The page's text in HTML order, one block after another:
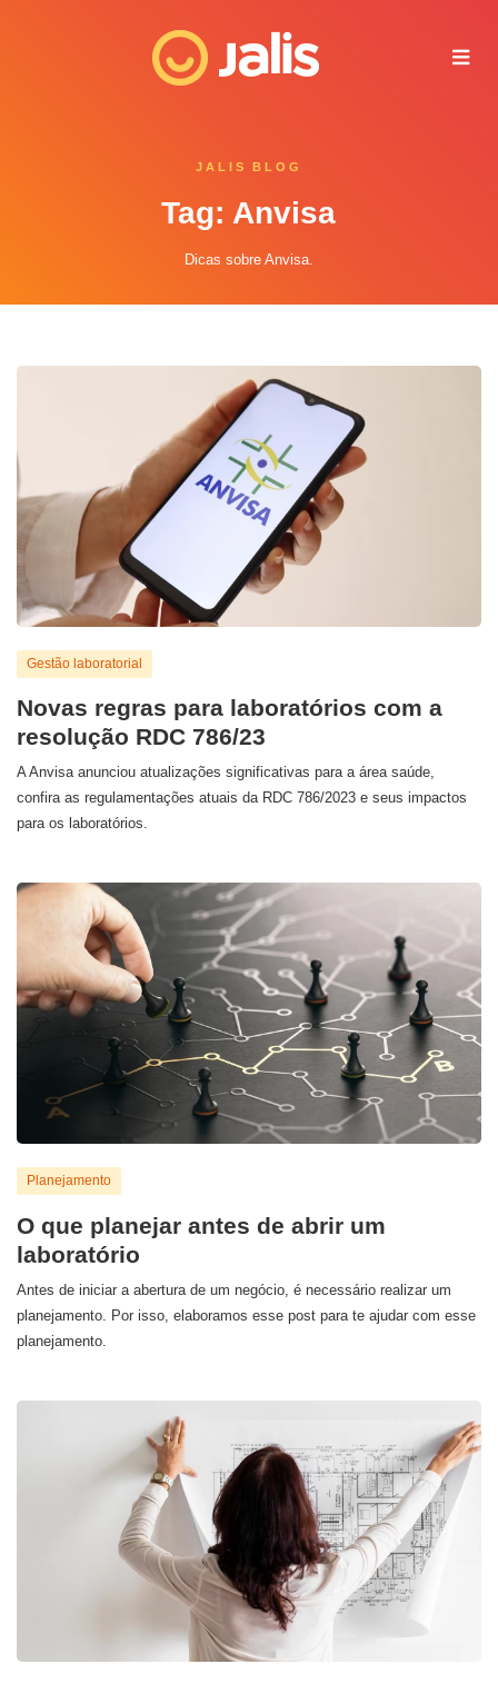
JALIS BLOG
Tag: Anvisa
Dicas sobre Anvisa.
Gestão laboratorial
Novas regras para laboratórios com a
resolução RDC 786/23
A Anvisa anunciou atualizações significativas para a área saúde,
confira as regulamentações atuais da RDC 786/2023 e seus impactos
para os laboratórios.
Planejamento
O que planejar antes de abrir um
laboratório
Antes de iniciar a abertura de um negócio, é necessário realizar um
planejamento. Por isso, elaboramos esse post para te ajudar com esse
planejamento.
Juliana - Jalis